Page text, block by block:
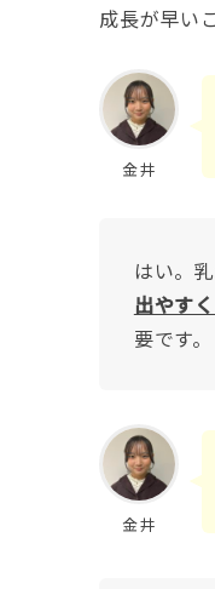
成長が早い
金井
はい。
出やす
要です。
金井